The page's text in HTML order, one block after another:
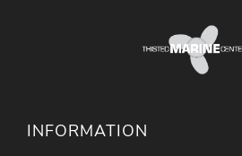
INFORMATION